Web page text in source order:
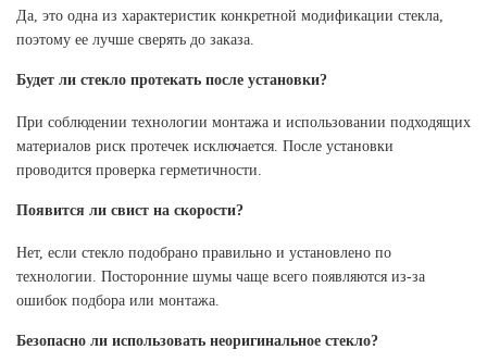
Да, это одна из характеристик конкретной модификации стекла,
поэтому ее лучше сверять до заказа.
Будет ли стекло протекать после установки?
При соблюдении технологии монтажа и использовании подходящих
материалов риск протечек исключается. После установки
проводится проверка герметичности.
Появится ли свист на скорости?
Нет, если стекло подобрано правильно и установлено по
технологии. Посторонние шумы чаще всего появляются из-за
ошибок подбора или монтажа.
Безопасно ли использовать неоригинальное стекло?